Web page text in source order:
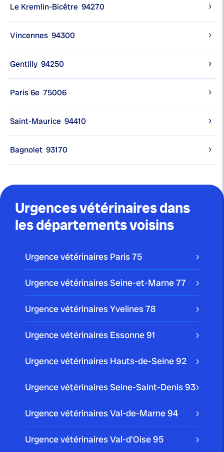
Le Kremlin-Bicêtre 94270
Vincennes 94300
Gentilly 94250
Paris 6e 75006
Saint-Maurice 94410
Bagnolet 93170
Urgences vétérinaires dans
les départements voisins
Urgence vétérinaires Paris75
Urgence vétérinaires Seine-et-Marne77
Urgence vétérinaires Yvelines78
Urgence vétérinaires Essonne91
Urgence vétérinaires Hauts-de-Seine92
Urgence vétérinaires Seine-Saint-Denis93
Urgence vétérinaires Val-de-Marne94
Urgence vétérinaires Val-d'Oise95